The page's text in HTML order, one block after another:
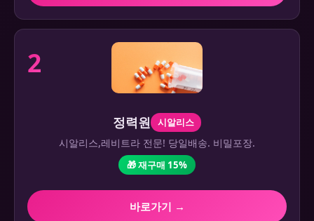
2
정력원 시알리스
시알리스,레비트라 전문! 당일배송. 비밀포장.
🎁 재구매 15%
바로가기 →